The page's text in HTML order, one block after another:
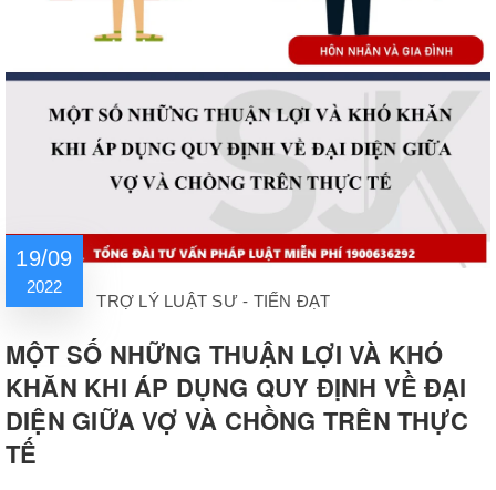
19/09
2022
TRỢ LÝ LUẬT SƯ - TIẾN ĐẠT
MỘT SỐ NHỮNG THUẬN LỢI VÀ KHÓ
KHĂN KHI ÁP DỤNG QUY ĐỊNH VỀ ĐẠI
DIỆN GIỮA VỢ VÀ CHỒNG TRÊN THỰC
TẾ